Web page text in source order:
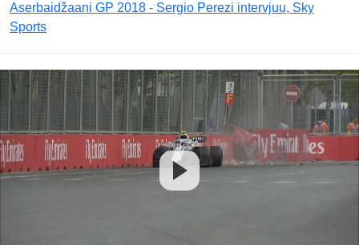
Aserbaidžaani GP 2018 - Sergio Perezi intervjuu, Sky
Sports